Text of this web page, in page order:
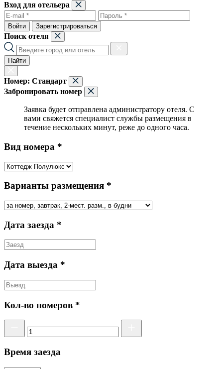
Вход для отельера
Войти Зарегистрироваться
Поиск отеля
Найти
Номер: Стандарт
Забронировать номер
Заявка будет отправлена администратору отеля. С
вами свяжется специалист службы размещения в
течение нескольких минут, реже до одного часа.
Вид номера *
Варианты размещения *
Дата заезда *
Дата выезда *
Кол-во номеров *
Время заезда